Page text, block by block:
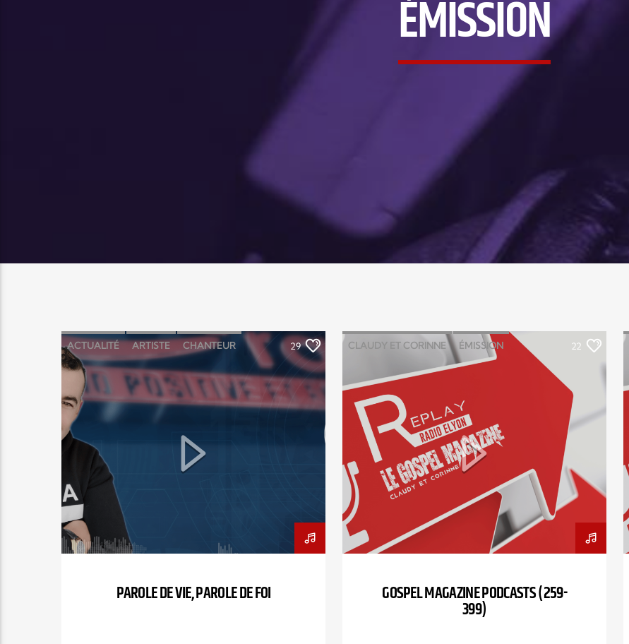
ÉMISSION
ACTUALITÉ ARTISTE CHANTEUR
ÉMISSION INTERVIEW KENZO DAVID
PAROLE DE FOI PAROLE DE VIE
PODCAST
29
PAROLE DE VIE, PAROLE DE FOI
CLAUDY ET CORINNE ÉMISSION
MAGAZINE
22
GOSPEL MAGAZINE PODCASTS (259-
399)